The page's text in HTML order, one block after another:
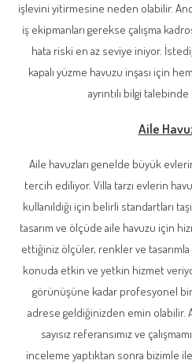
işlevini yitirmesine neden olabilir.
iş ekipmanları gerekse çalışma
hata riski en az seviye iniyor.
kapalı yüzme havuzu inşası için
ayrıntılı bilgi
Aile
Aile havuzları genelde büyük
tercih ediliyor. Villa tarzı evlerin
kullanıldığı için belirli standartları
tasarım ve ölçüde aile havuzu için
ettiğiniz ölçüler, renkler ve tasarımla
konuda etkin ve yetkin hizmet
görünüşüne kadar profesyonel
adrese geldiğinizden emin olabilir.
sayısız referansımız ve
inceleme yaptıktan sonra bizimle